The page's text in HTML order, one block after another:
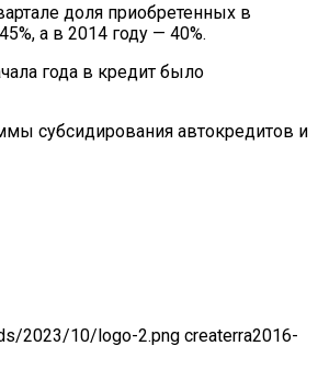
доля приобретенных в
а в 2014 году — 40%.
года в кредит было
субсидирования автокредитов и
2023/10/logo-2.png createrra2016-